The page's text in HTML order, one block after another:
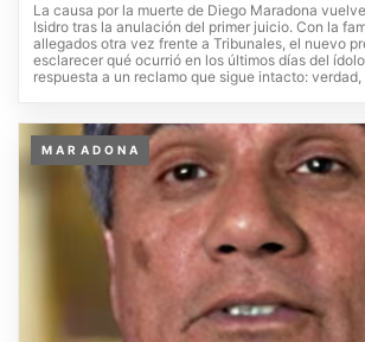
La causa por la muerte de Diego Maradona
Isidro tras la anulación del primer juicio. Con la
allegados otra vez frente a Tribunales, el nuevo
esclarecer qué ocurrió en los últimos días del
respuesta a un reclamo que sigue intacto:
M A R A D O N A